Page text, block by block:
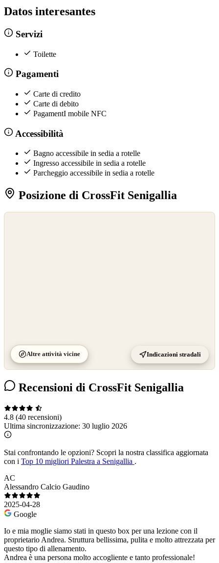
Datos interesantes
Servizi
Toilette
Pagamenti
Carte di credito
Carte di debito
PagamentI mobile NFC
Accessibilità
Bagno accessibile in sedia a rotelle
Ingresso accessibile in sedia a rotelle
Parcheggio accessibile in sedia a rotelle
Posizione di CrossFit Senigallia
Altre attività vicine Indicazioni stradali
Recensioni di CrossFit Senigallia
4.8 (40 recensioni)
Ultima sincronizzazione: 30 luglio 2026
Stai confrontando le opzioni? Scopri la nostra classifica aggiornata
con i Top 10 migliori Palestra a Senigallia .
AC
Alessandro Calcio Gaudino
2025-04-28
Google
Io e mia moglie siamo stati in questo box per una lezione con il
proprietario Andrea. Struttura bellissima, pulita e molto attrezzata per
questo tipo di allenamento.
Andrea è una persona molto accogliente e tanto professionale!